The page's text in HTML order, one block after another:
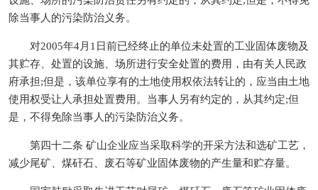
除当事人的污染防治义务。
对2005年4月1日前已经终止的单位未处置的工业固体废物及
其贮存、处置的设施、场所进行安全处置的费用，由有关人民政
府承担;但是，该单位享有的土地使用权依法转让的，应当由土地
使用权受让人承担处置费用。当事人另有约定的，从其约定;但
是，不得免除当事人的污染防治义务。
第四十二条 矿山企业应当采取科学的开采方法和选矿工艺，
减少尾矿、煤矸石、废石等矿业固体废物的产生量和贮存量。